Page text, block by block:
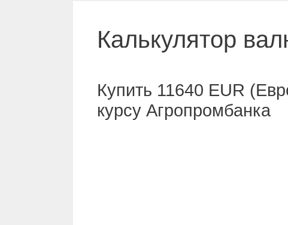
Калькулятор
Купить 11640 EUR
курсу Агропромбанка